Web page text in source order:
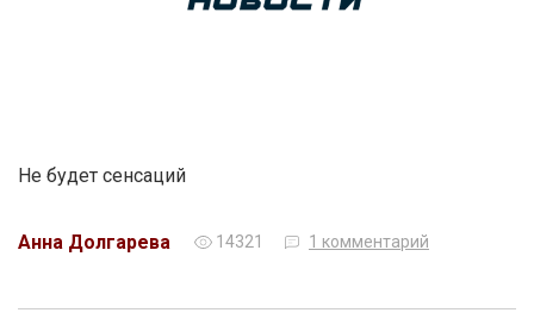
Не будет сенсаций
Анна Долгарева 14321 1 комментарий